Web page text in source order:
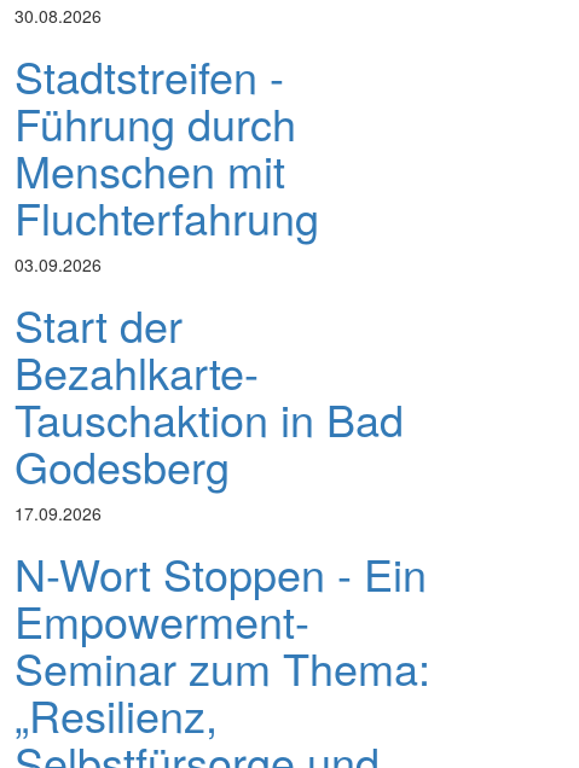
30.08.2026
Stadtstreifen -
Führung durch
Menschen mit
Fluchterfahrung
03.09.2026
Start der
Bezahlkarte-
Tauschaktion in Bad
Godesberg
17.09.2026
N-Wort Stoppen - Ein
Empowerment-
Seminar zum Thema:
„Resilienz,